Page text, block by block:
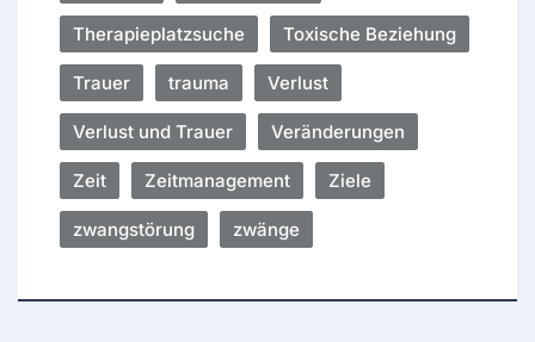
Therapieplatzsuche Toxische Beziehung
Trauer trauma Verlust
Verlust und Trauer Veränderungen
Zeit Zeitmanagement Ziele
zwangstörung zwänge